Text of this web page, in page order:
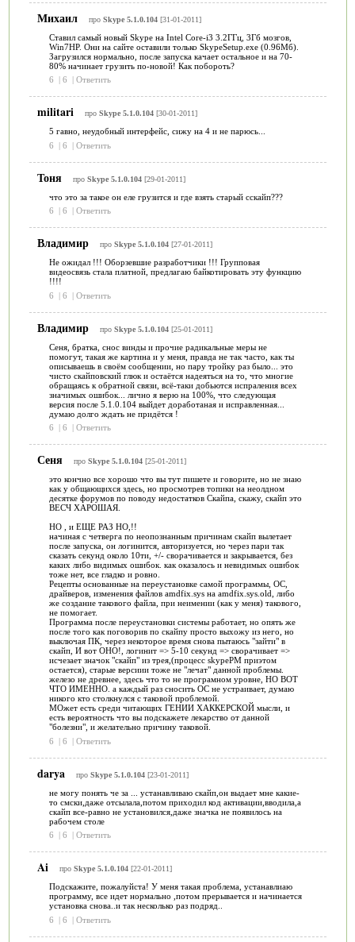
Михаил про Skype 5.1.0.104[31-01-2011]
Ставил самый новый Skype на Intel Core-i3 3.2ГГц, 3Гб мозгов,
Win7HP. Они на сайте оставили только SkypeSetup.exe (0.96Мб).
Загрузился нормально, после запуска качает остальное и на 70-
80% начинает грузить по-новой! Как побороть?
6
| 6 | Ответить
militari про Skype 5.1.0.104[30-01-2011]
5 гавно, неудобный интерфейс, сижу на 4 и не парюсь...
6
| 6 | Ответить
Тоня про Skype 5.1.0.104[29-01-2011]
что это за такое он еле грузится и где взять старый сскайп???
6
| 6 | Ответить
Владимир про Skype 5.1.0.104[27-01-2011]
Не ожидал !!! Оборзевшие разработчики !!! Групповая
видеосвязь стала платной, предлагаю байкотировать эту функцию
!!!!
6
| 6 | Ответить
Владимир про Skype 5.1.0.104[25-01-2011]
Сеня, братка, снос винды и прочие радикальные меры не
помогут, такая же картина и у меня, правда не так часто, как ты
описываешь в своём сообщении, но пару тройку раз было... это
чисто скайповский глюк и остаётся надеяться на то, что многие
обращаясь к обратной связи, всё-таки добьются испраления всех
значимых ошибок... лично я верю на 100%, что следующая
версия после 5.1.0.104 выйдет доработаная и исправленная...
думаю долго ждать не придётся !
6
| 6 | Ответить
Сеня про Skype 5.1.0.104[25-01-2011]
это кончно все хорошо что вы тут пишете и говорите, но не знаю
как у общающихся здесь, но просмотрев топики на неолдном
десятке форумов по поводу недостатков Скайпа, скажу, скайп это
ВЕСЧ ХАРОШАЯ.
НО , и ЕЩЕ РАЗ НО,!!
начиная с четверга по неопознанным причинам скайп вылетает
после запуска, он логинится, авторизуется, но через пари так
сказать секунд около 10ти, +/- сворачивается и закрывается, без
каких либо видимых ошибок. как оказалось и невидимых ошибок
тоже нет, все гладко и ровно.
Рецепты основанные на переустановке самой программы, ОС,
драйверов, изменения файлов amdfix.sys на amdfix.sys.old, либо
же создание такового файла, при неимении (как у меня) такового,
не помогает.
Программа после переустановки системы работает, но опять же
после того как поговорив по скайпу просто выхожу из него, но
выключая ПК, через некоторое время снова пытаюсь "зайти" в
скайп, И вот ОНО!, логинит => 5-10 секунд => сворачивает =>
исчезает значок "скайп" из трея,(процесс skypePM приэтом
остается), старые версиии тоже не "лечат" данной проблемы.
железо не древнее, здесь что то не програмном уровне, НО ВОТ
ЧТО ИМЕННО. а каждый раз сносить ОС не устраивает, думаю
никого кто столкнулся с таковой проблемой.
МОжет есть среди читающих ГЕНИИ ХАККЕРСКОЙ мысли, и
есть вероятность что вы подскажете лекарство от данной
"болезни", и желательно причину таковой.
6
| 6 | Ответить
darya про Skype 5.1.0.104[23-01-2011]
не могу понять че за ... устанавливаю скайп,он выдает мне какие-
то смски,даже отсылала,потом приходил код активации,вводила,а
скайп все-равно не установился,даже значка не появилось на
рабочем столе
6
| 6 | Ответить
Ai про Skype 5.1.0.104[22-01-2011]
Подскажите, пожалуйста! У меня такая проблема, устанавлиаю
программу, все идет нормально ,потом прерывается и начинается
установка снова..и так несколько раз подряд..
6
| 6 | Ответить